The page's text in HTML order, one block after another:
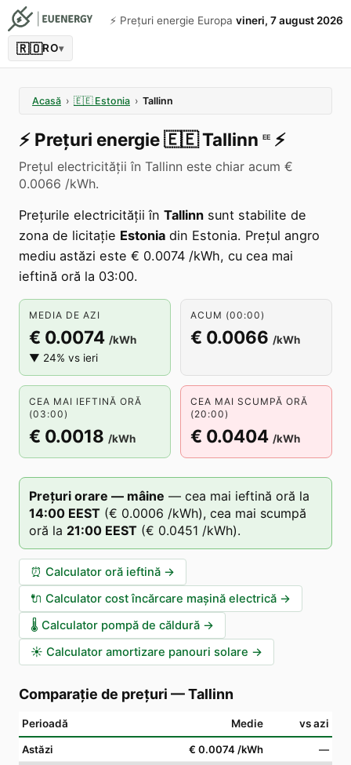
⚡️ Prețuri energie Europa vineri, 7 august 2026
🇷🇴RO▾
Acasă › 🇪🇪 Estonia › Tallinn
⚡️ Prețuri energie🇪🇪Tallinn EE ⚡️
Prețul electricității în Tallinn este chiar acum €
0.0066 /kWh.
Prețurile electricității în Tallinn sunt stabilite de
zona de licitație Estonia din Estonia. Prețul angro
mediu astăzi este € 0.0074 /kWh, cu cea mai
ieftină oră la 03:00.
MEDIA DE AZI
€ 0.0074 /kWh
▼ 24% vs ieri
ACUM (00:00)
€ 0.0066 /kWh
CEA MAI IEFTINĂ ORĂ
(03:00)
€ 0.0018 /kWh
CEA MAI SCUMPĂ ORĂ
(20:00)
€ 0.0404 /kWh
Prețuri orare — mâine — cea mai ieftină oră la
14:00 EEST (€ 0.0006 /kWh), cea mai scumpă
oră la 21:00 EEST (€ 0.0451 /kWh).
⏰ Calculator oră ieftină →
🔌 Calculator cost încărcare mașină electrică →
🌡️ Calculator pompă de căldură →
☀️ Calculator amortizare panouri solare →
Comparație de prețuri —Tallinn
Perioadă Medie vs azi
Astăzi € 0.0074 /kWh
—